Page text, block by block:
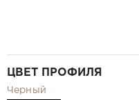
ЦВЕТ ПРОФИЛЯ
Черный